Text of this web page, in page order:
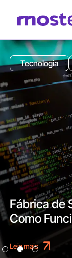
Home
Conheça a
O que
Cases
Carreiras
Blog
Tecnologia
Banco de
Utilizar?
Leia mais